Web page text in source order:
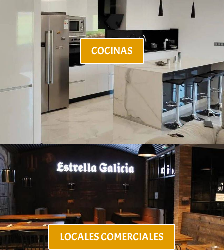
COCINAS
LOCALES COMERCIALES